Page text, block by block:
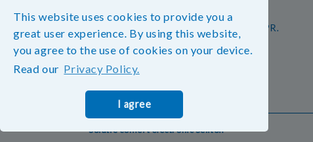
This website uses cookies to provide you a
great user experience. By using this website,
you agree to the use of cookies on your device.
Read our Privacy Policy.
I agree
Magazinul nostru respecta 100% prevederile GDPR.
Vedeti detalii.
Solutie comert electronic Seliton